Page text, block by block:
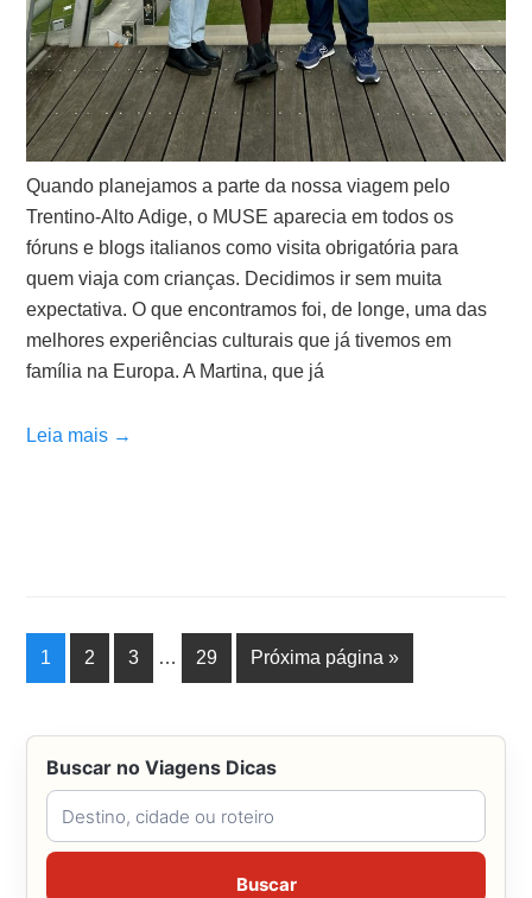
Quando planejamos a parte da nossa viagem pelo
Trentino-Alto Adige, o MUSE aparecia em todos os
fóruns e blogs italianos como visita obrigatória para
quem viaja com crianças. Decidimos ir sem muita
expectativa. O que encontramos foi, de longe, uma das
melhores experiências culturais que já tivemos em
família na Europa. A Martina, que já
Leia mais →
1 2 3 … 29 Próxima página »
Buscar no Viagens Dicas
Buscar no Viagens Dicas
Buscar